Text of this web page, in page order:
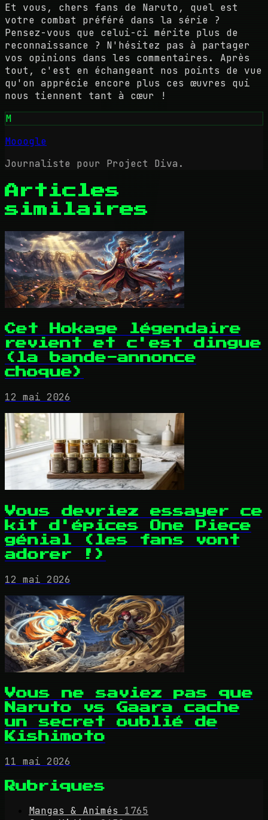
Et vous, chers fans de Naruto, quel est
votre combat préféré dans la série ?
Pensez-vous que celui-ci mérite plus de
reconnaissance ? N'hésitez pas à partager
vos opinions dans les commentaires. Après
tout, c'est en échangeant nos points de vue
qu'on apprécie encore plus ces œuvres qui
nous tiennent tant à cœur !
M
Mooogle
Journaliste pour Project Diva.
Articles
similaires
Cet Hokage légendaire
revient et c'est dingue
(la bande-annonce
choque)
12 mai 2026
Vous devriez essayer ce
kit d'épices One Piece
génial (les fans vont
adorer !)
12 mai 2026
Vous ne saviez pas que
Naruto vs Gaara cache
un secret oublié de
Kishimoto
11 mai 2026
Rubriques
Mangas & Animés
1765